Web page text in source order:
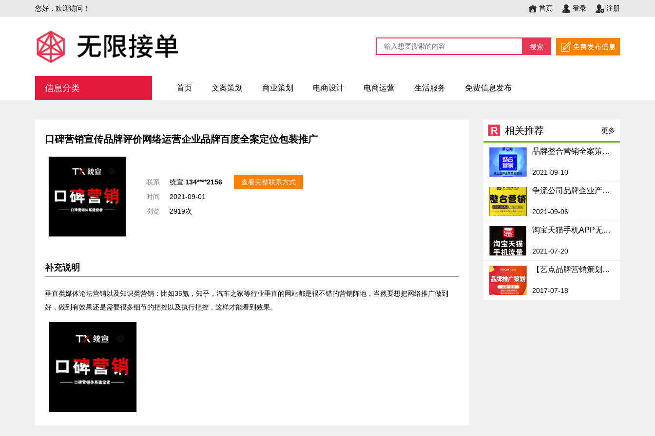
您好，欢迎访问！ 首页 登录 注册
搜索
信息分类 首页 文案策划 商业策划 电商设计 电商运营 生活服务 免费信息发布
口碑营销宣传品牌评价网络运营企业品牌百度全案定位包装推广
联系 统宣 134****2156
查看完整联系方式
时间
2021-09-01
浏览
2919次
补充说明
垂直类媒体论坛营销以及知识类营销：比如36氪，知乎，汽车之家等行业垂直的网站都是很不错的营销阵地，当然要想把网络推广做到
好，做到有效果还是需要很多细节的把控以及执行把控，这样才能看到效果。
R 相关推荐 更多
品牌整合营销全案策划网络营销传播公司产品网站企业百度营销推广
2021-09-10
争流公司品牌企业产品整合网络营销全案方案网站百度推广口碑传播
2021-09-06
淘宝天猫手机APP无线关键词搜索优化排名网店流量运营店铺推广
2021-07-20
【艺点品牌营销策划】 企业电商品牌广告语策划宣传推广文案策划
2017-07-18